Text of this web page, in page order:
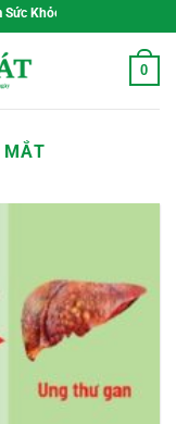
Khỏe, Sống Xanh Mỗi Ngày
0
MẮT